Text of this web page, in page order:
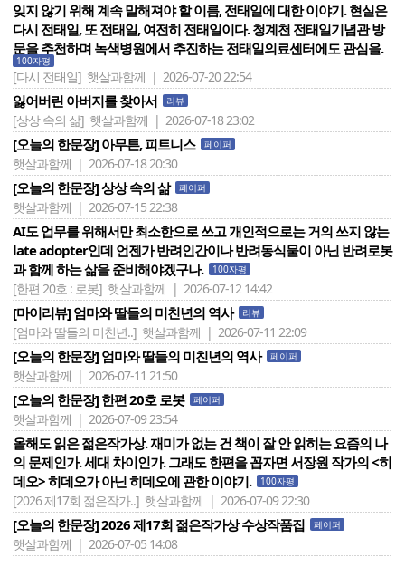
잊지 않기 위해 계속 말해져야 할 이름, 전태일에 대한 이야기. 현실은
다시 전태일, 또 전태일, 여전히 전태일이다. 청계천 전태일기념관 방
문을 추천하며 녹색병원에서 추진하는 전태일의료센터에도 관심을.
100자평
[다시 전태일] 햇살과함께 | 2026-07-20 22:54
잃어버린 아버지를 찾아서 리뷰
[상상 속의 삶] 햇살과함께 | 2026-07-18 23:02
[오늘의 한문장] 아무튼, 피트니스 페이퍼
햇살과함께 | 2026-07-18 20:30
[오늘의 한문장] 상상 속의 삶 페이퍼
햇살과함께 | 2026-07-15 22:38
AI도 업무를 위해서만 최소한으로 쓰고 개인적으로는 거의 쓰지 않는
late adopter인데 언젠가 반려인간이나 반려동식물이 아닌 반려로봇
과 함께 하는 삶을 준비해야겠구나.
100자평
[한편 20호 : 로봇] 햇살과함께 | 2026-07-12 14:42
[마이리뷰] 엄마와 딸들의 미친년의 역사 리뷰
[엄마와 딸들의 미친년..] 햇살과함께 | 2026-07-11 22:09
[오늘의 한문장] 엄마와 딸들의 미친년의 역사 페이퍼
햇살과함께 | 2026-07-11 21:50
[오늘의 한문장] 한편 20호 로봇 페이퍼
햇살과함께 | 2026-07-09 23:54
올해도 읽은 젊은작가상. 재미가 없는 건 책이 잘 안 읽히는 요즘의 나
의 문제인가. 세대 차이인가. 그래도 한편을 꼽자면 서장원 작가의 <히
데오> 히데오가 아닌 히데오에 관한 이야기.
100자평
[2026 제17회 젊은작가..] 햇살과함께 | 2026-07-09 22:30
[오늘의 한문장] 2026 제17회 젊은작가상 수상작품집 페이퍼
햇살과함께 | 2026-07-05 14:08